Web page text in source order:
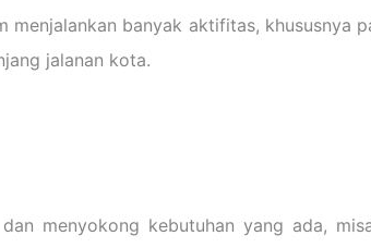
banyak aktifitas, khususnya
jalanan kota.
menyokong kebutuhan yang ada,